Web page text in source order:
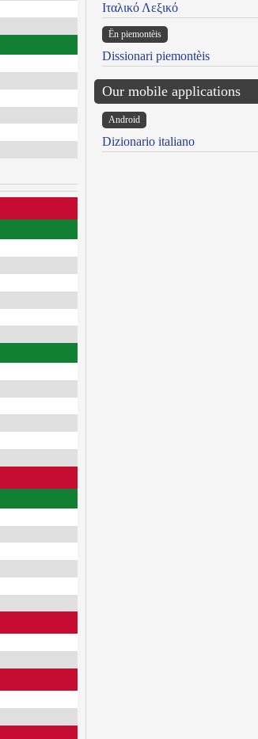
Ιταλικό Λεξικό
Ën piemontèis
Dissionari piemontèis
Our mobile applications
Android
Dizionario italiano